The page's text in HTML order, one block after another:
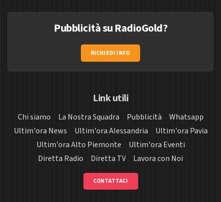
Pubblicità su RadioGold?
RICHIEDI INFO
Link utili
Chi siamo La Nostra Squadra Pubblicità
Whatsapp
Ultim'ora News
Ultim'ora Alessandria
Ultim'ora Pavia
Ultim'ora Alto Piemonte
Ultim'ora Eventi
Diretta Radio
Diretta TV Lavora con Noi
CONTATTACI